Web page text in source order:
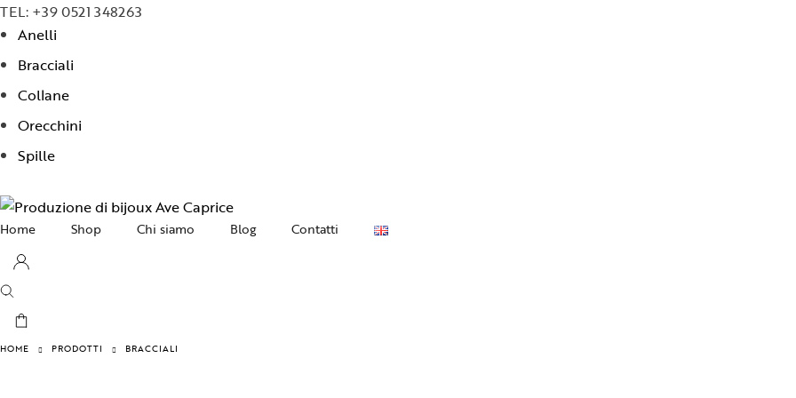
TEL: +39 0521 348263
Anelli
Bracciali
Collane
Orecchini
Spille
Home Shop
Bracciali
Chi siamo Blog Contatti
HOME PRODOTTI BRACCIALI